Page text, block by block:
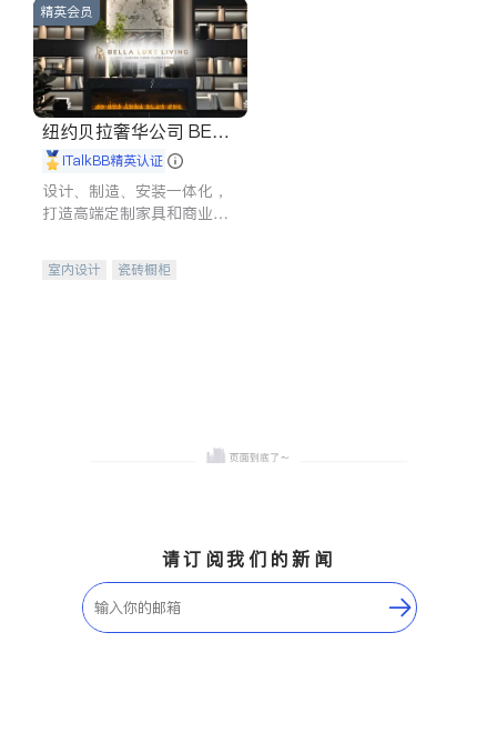
精英会员
纽约贝拉奢华公司 BELL
A LUXE
iTalkBB精英认证
设计、制造、安装一体化，
打造高端定制家具和商业空
室内设计
瓷砖橱柜
请订阅我们的新闻